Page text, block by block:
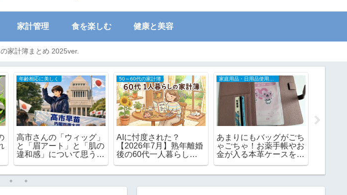
家計管理 食を楽しむ 健康と美容
家計簿まとめ 2025ver.
年齢相応に美しく
高市さんの「ウィッグ」
と「眉アート」と「肌の
違和感」について思うこ
50～60代の家計簿
AIに忖度された？
【2026年7月】熟年離婚
後の60代一人暮らしの
家庭用品・日用品使用レポ
あまりにもバッグがごち
ゃごちゃ！お薬手帳やお
金が入る本革ケースを使